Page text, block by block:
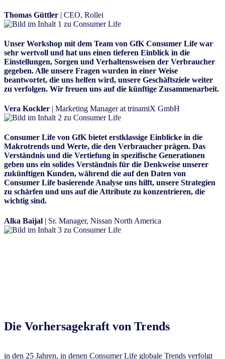
Thomas Güttler | CEO, Rollei
Unser Workshop mit dem Team von GfK Consumer Life war
sehr wertvoll und hat uns einen tieferen Einblick in die
Einstellungen, Sorgen und Verhaltensweisen der Verbraucher
gegeben. Alle unsere Fragen wurden in einer Weise
beantwortet, die uns helfen wird, unsere Geschäftsziele weiter
zu verfolgen. Wir freuen uns auf die künftige Zusammenarbeit.
Vera Kockler | Marketing Manager at trinamiX GmbH
Consumer Life von GfK bietet erstklassige Einblicke in die
Makrotrends und Werte, die den Verbraucher prägen. Das
Verständnis und die Vertiefung in spezifische Generationen
geben uns ein solides Verständnis für die Denkweise unserer
zukünftigen Kunden, während die auf den Daten von
Consumer Life basierende Analyse uns hilft, unsere Strategien
zu schärfen und uns auf die Attribute zu konzentrieren, die
wichtig sind.
Alka Baijal | Sr. Manager, Nissan North America
Die Vorhersagekraft von Trends
in den 25 Jahren, in denen Consumer Life globale Trends verfolgt